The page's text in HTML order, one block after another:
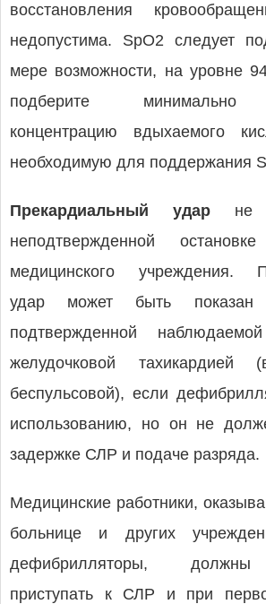
восстановления
недопустима. SpO2 следует
мере возможности, на уровне
подберите минимально
концентрацию вдыхаемого
необходимую для поддержания
Прекардиальный удар не
неподтвержденной
медицинского учреждения.
удар может быть показан
подтвержденной
желудочковой
беспульсовой), если
использованию, но он не
задержке СЛР и подаче разряда.
Медицинские работники,
больнице и других
дефибрилляторы,
приступать к СЛР и при